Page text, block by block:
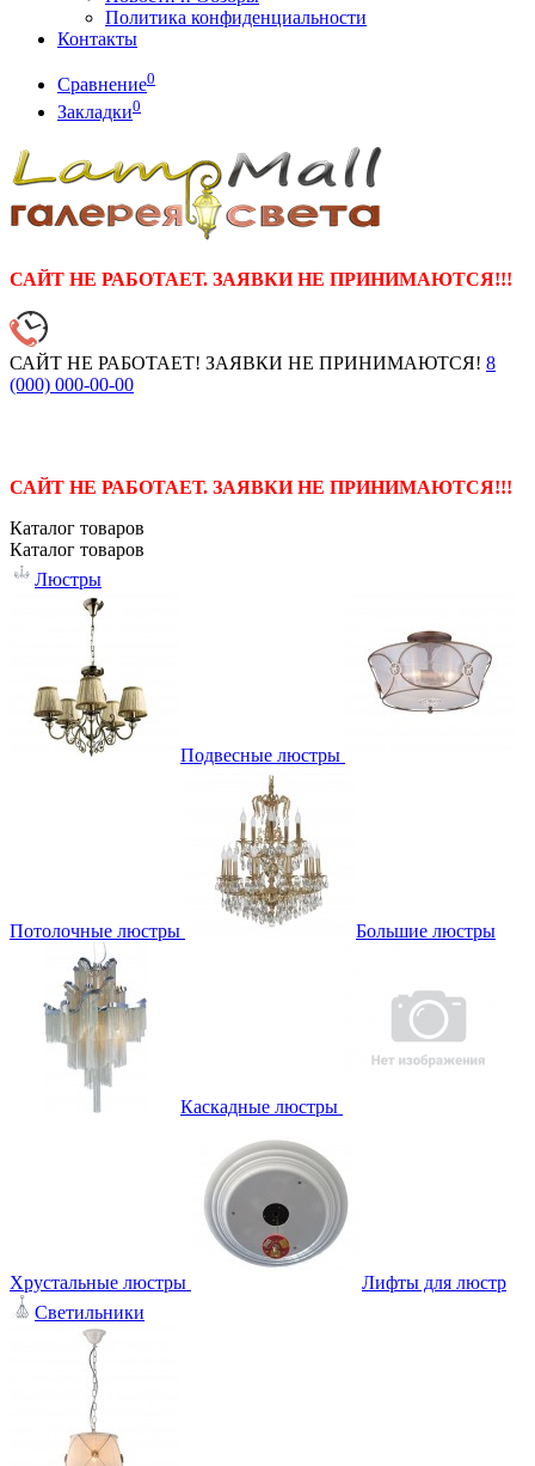
Политика конфиденциальности
Контакты
Сравнение0
Закладки0
САЙТ НЕ РАБОТАЕТ. ЗАЯВКИ НЕ ПРИНИМАЮТСЯ!!!
САЙТ НЕ РАБОТАЕТ! ЗАЯВКИ НЕ ПРИНИМАЮТСЯ! 8
(000) 000-00-00
САЙТ НЕ РАБОТАЕТ. ЗАЯВКИ НЕ ПРИНИМАЮТСЯ!!!
Каталог товаров
Каталог товаров
Люстры
Подвесные люстры
Потолочные люстры Большие люстры
Каскадные люстры
Хрустальные люстры
Лифты для люстр
Светильники